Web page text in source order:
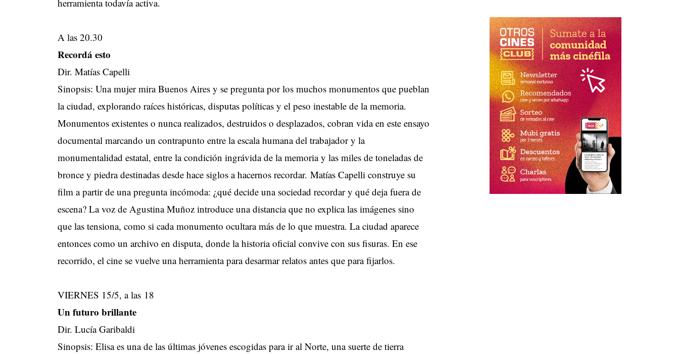
herramienta todavía activa.
A las 20.30
Recordá esto
Dir. Matías Capelli
Sinopsis: Una mujer mira Buenos Aires y se pregunta por los muchos monumentos que pueblan
la ciudad, explorando raíces históricas, disputas políticas y el peso inestable de la memoria.
Monumentos existentes o nunca realizados, destruidos o desplazados, cobran vida en este ensayo
documental marcando un contrapunto entre la escala humana del trabajador y la
monumentalidad estatal, entre la condición ingrávida de la memoria y las miles de toneladas de
bronce y piedra destinadas desde hace siglos a hacernos recordar. Matías Capelli construye su
film a partir de una pregunta incómoda: ¿qué decide una sociedad recordar y qué deja fuera de
escena? La voz de Agustina Muñoz introduce una distancia que no explica las imágenes sino
que las tensiona, como si cada monumento ocultara más de lo que muestra. La ciudad aparece
entonces como un archivo en disputa, donde la historia oficial convive con sus fisuras. En ese
recorrido, el cine se vuelve una herramienta para desarmar relatos antes que para fijarlos.
VIERNES 15/5, a las 18
Un futuro brillante
Dir. Lucía Garibaldi
Sinopsis: Elisa es una de las últimas jóvenes escogidas para ir al Norte, una suerte de tierra